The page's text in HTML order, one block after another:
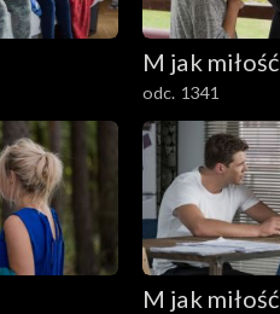
M jak miłość
odc. 1341
M jak miłość